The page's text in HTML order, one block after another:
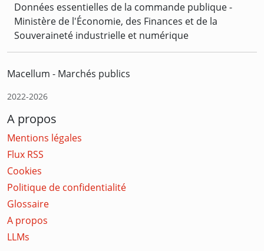
Données essentielles de la commande publique -
Ministère de l'Économie, des Finances et de la
Souveraineté industrielle et numérique
Macellum - Marchés publics
2022-2026
A propos
Mentions légales
Flux RSS
Cookies
Politique de confidentialité
Glossaire
A propos
LLMs